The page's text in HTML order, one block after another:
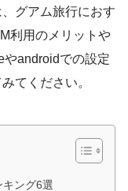
グアム旅行におす
利用のメリットや
androidでの設定
てください。
ング6選